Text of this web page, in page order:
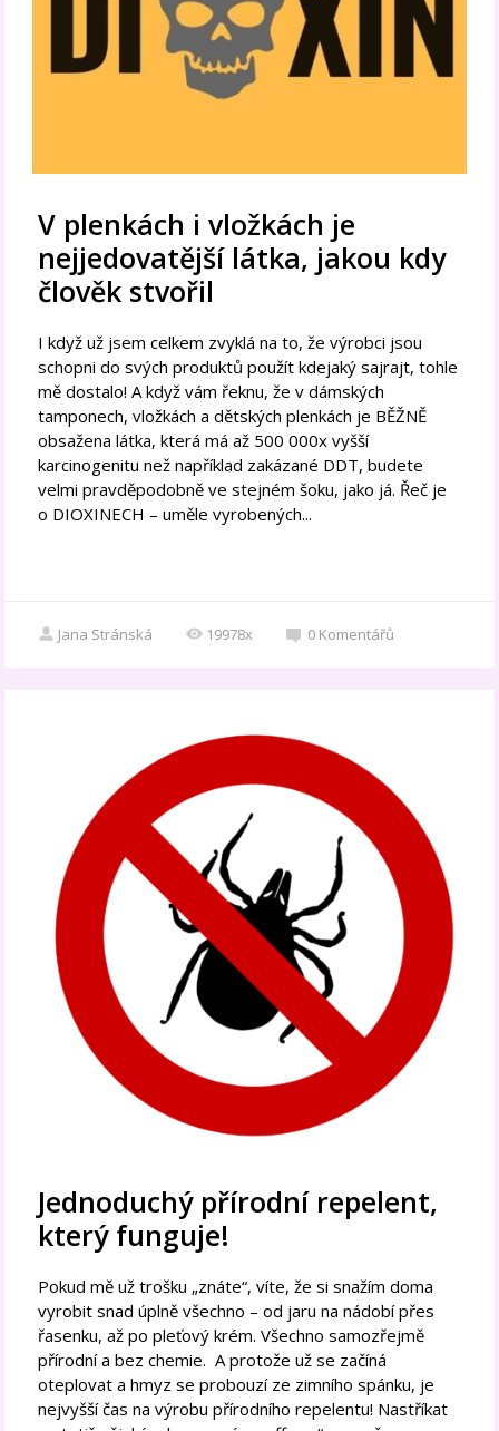
V plenkách i vložkách je
nejjedovatější látka, jakou kdy
člověk stvořil
I když už jsem celkem zvyklá na to, že výrobci jsou
schopni do svých produktů použít kdejaký sajrajt, tohle
mě dostalo! A když vám řeknu, že v dámských
tamponech, vložkách a dětských plenkách je BĚŽNĚ
obsažena látka, která má až 500 000x vyšší
karcinogenitu než například zakázané DDT, budete
velmi pravděpodobně ve stejném šoku, jako já. Řeč je
o DIOXINECH – uměle vyrobených...
Jana Stránská 19978x 0 Komentářů
Jednoduchý přírodní repelent,
který funguje!
Pokud mě už trošku „znáte“, víte, že si snažím doma
vyrobit snad úplně všechno – od jaru na nádobí přes
řasenku, až po pleťový krém. Všechno samozřejmě
přírodní a bez chemie. A protože už se začíná
oteplovat a hmyz se probouzí ze zimního spánku, je
nejvyšší čas na výrobu přírodního repelentu! Nastříkat